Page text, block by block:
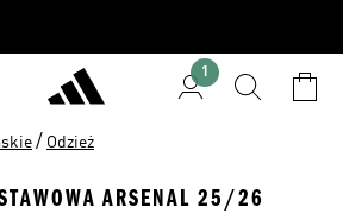
1
/ Odzież
ARSENAL 25/26